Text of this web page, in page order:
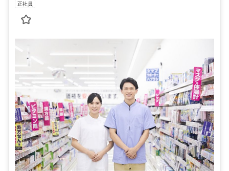
正社員